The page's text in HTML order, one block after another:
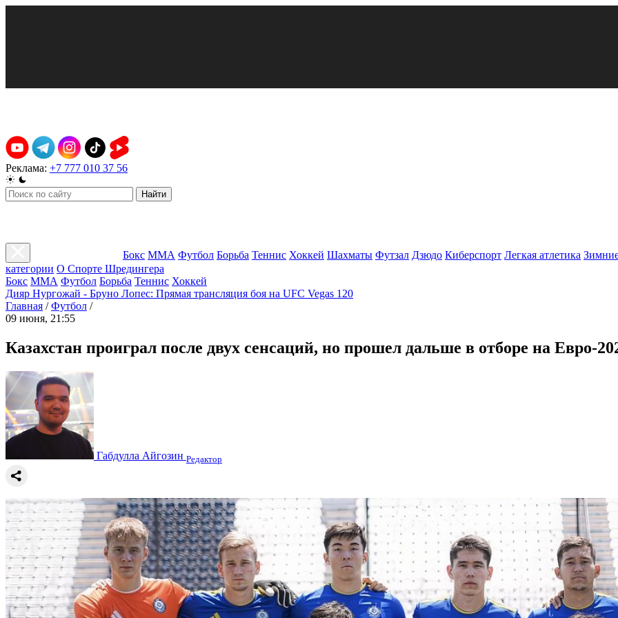
Реклама: +7 777 010 37 56
Найти
Бокс ММА Футбол Борьба Теннис Хоккей Шахматы Футзал Дзюдо Киберспорт Легкая атлетика
категории О Спорте Шредингера
Бокс ММА Футбол Борьба Теннис Хоккей
Дияр Нургожай - Бруно Лопес: Прямая трансляция боя на UFC Vegas 120
Главная / Футбол /
09 июня, 21:55
Казахстан проиграл после двух сенсаций, но прошел дальше в отборе на Евро-
Габдулла Айгозин Редактор